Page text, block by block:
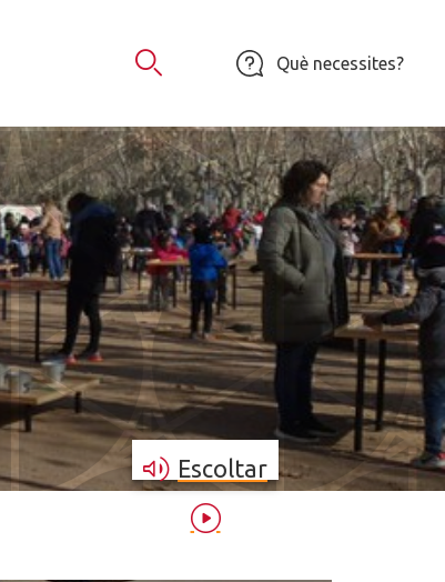
Obrir Cercador
Què necessites?
Escoltar